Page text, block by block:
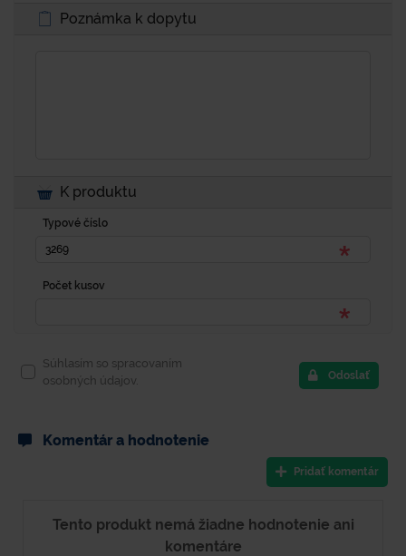
Poznámka k dopytu
K produktu
Typové číslo
Počet kusov
Súhlasím so spracovaním
osobných údajov.
Odoslať
Komentár a hodnotenie
Pridať komentár
Tento produkt nemá žiadne hodnotenie ani
komentáre